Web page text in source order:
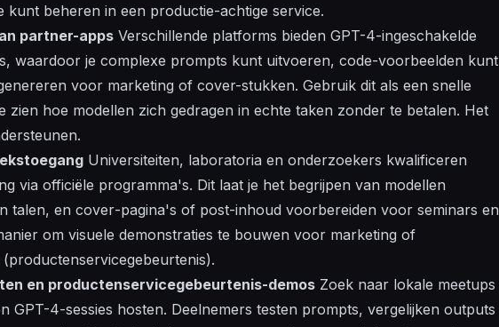
kunt beheren in een productie-achtige service.
partner-apps Verschillende platforms bieden GPT-4-ingeschakelde
waardoor je complexe prompts kunt uitvoeren, code-voorbeelden kunt
voor marketing of cover-stukken. Gebruik dit als een snelle
zien hoe modellen zich gedragen in echte taken zonder te betalen. Het
Universiteiten, laboratoria en onderzoekers kwalificeren
via officiële programma's. Dit laat je het begrijpen van modellen
talen, en cover-pagina's of post-inhoud voorbereiden voor seminars en
om visuele demonstraties te bouwen voor marketing of
en productenservicegebeurtenis-demos Zoek naar lokale meetups
GPT-4-sessies hosten. Deelnemers testen prompts, vergelijken outputs